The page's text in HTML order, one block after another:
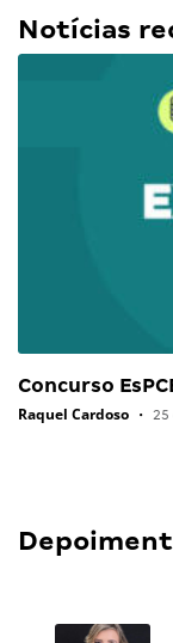
Notícias
Concurso
Raquel Cardoso • 25